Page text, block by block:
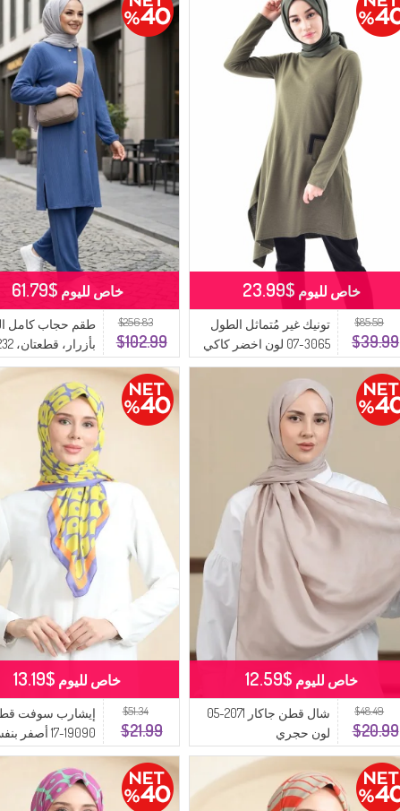
$85.59
$39.99
تونيك غير مُتماثل الطول
3065-07 لون اخضر كاكي
خاص لليوم $23.99
$256.83
$102.99
طقم حجاب كامل
لون نيلي
خاص لليوم $61.79
$48.49
$20.99
شال قطن جاكار 2071-05
لون حجري
خاص لليوم $12.59
$51.34
$21.99
إيشارب سوفت
19090-17 أصفر بنفسجي
خاص لليوم $13.19